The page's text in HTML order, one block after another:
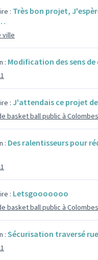
: Très bon projet,
ville
: Modification des sens
: J'attendais ce projet
basket ball public à Colombes
: Des ralentisseurs pour
: Letsgooooooo
basket ball public à Colombes
: Sécurisation traversé